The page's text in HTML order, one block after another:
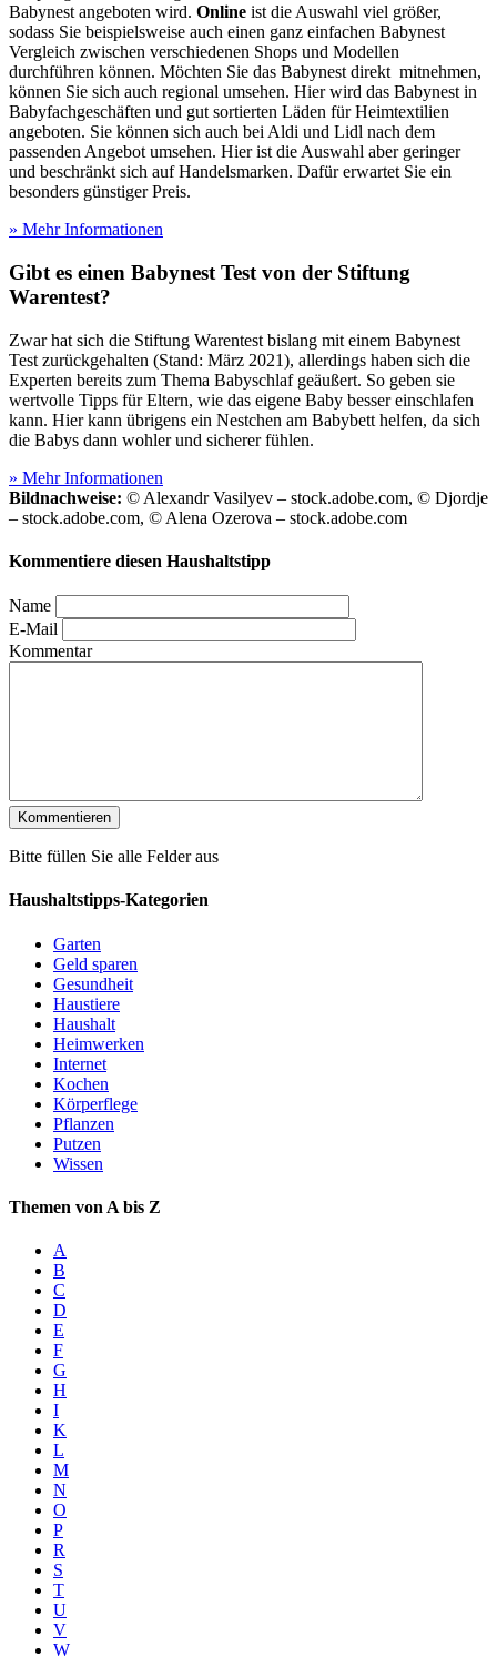
Babynest angeboten wird. Online ist die Auswahl viel größer,
sodass Sie beispielsweise auch einen ganz einfachen Babynest
Vergleich zwischen verschiedenen Shops und Modellen
durchführen können. Möchten Sie das Babynest direkt mitnehmen,
können Sie sich auch regional umsehen. Hier wird das Babynest in
Babyfachgeschäften und gut sortierten Läden für Heimtextilien
angeboten. Sie können sich auch bei Aldi und Lidl nach dem
passenden Angebot umsehen. Hier ist die Auswahl aber geringer
und beschränkt sich auf Handelsmarken. Dafür erwartet Sie ein
besonders günstiger Preis.
» Mehr Informationen
Gibt es einen Babynest Test von der Stiftung
Warentest?
Zwar hat sich die Stiftung Warentest bislang mit einem Babynest
Test zurückgehalten (Stand: März 2021), allerdings haben sich die
Experten bereits zum Thema Babyschlaf geäußert. So geben sie
wertvolle Tipps für Eltern, wie das eigene Baby besser einschlafen
kann. Hier kann übrigens ein Nestchen am Babybett helfen, da sich
die Babys dann wohler und sicherer fühlen.
» Mehr Informationen
Bildnachweise: © Alexandr Vasilyev – stock.adobe.com, © Djordje
– stock.adobe.com, © Alena Ozerova – stock.adobe.com
Kommentiere diesen Haushaltstipp
Name
E-Mail
Kommentar
Bitte füllen Sie alle Felder aus
Haushaltstipps-Kategorien
Garten
Geld sparen
Gesundheit
Haustiere
Haushalt
Heimwerken
Internet
Kochen
Körperflege
Pflanzen
Putzen
Wissen
Themen von A bis Z
A
B
C
D
E
F
G
H
I
K
L
M
N
O
P
R
S
T
U
V
W